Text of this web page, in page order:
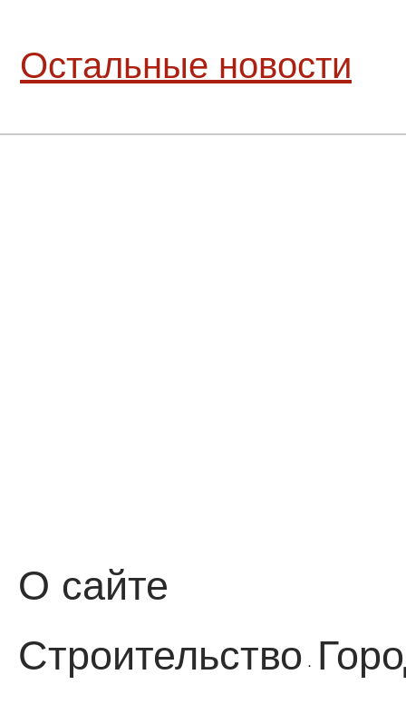
Остальные новости
О сайте
Строительство ·